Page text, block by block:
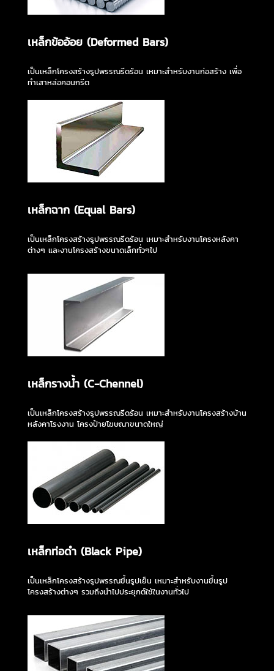
เหล็กข้ออ้อย (Deformed Bars)
เป็นเหล็กโครงสร้างรูปพรรณรีดร้อน เหมาะสำหรับงานก่อสร้าง เพื่อ
ทำเสาหล่อคอนกรีต
เหล็กฉาก (Equal Bars)
เป็นเหล็กโครงสร้างรูปพรรณรีดร้อน เหมาะสำหรับงานโครงหลังคา
ต่างๆ และงานโครงสร้างขนาดเล็กทั่วๆไป
เหล็กรางน้ำ (C-Chennel)
เป็นเหล็กโครงสร้างรูปพรรณรีดร้อน เหมาะสำหรับงานโครงสร้างบ้าน
หลังคาโรงงาน โครงป้ายโฆษณาขนาดใหญ่
เหล็กท่อดำ (Black Pipe)
เป็นเหล็กโครงสร้างรูปพรรณขึ้นรูปเย็น เหมาะสำหรับงานขึ้นรูป
โครงสร้างต่างๆ รวมถึงนำไปประยุกต์ใช้ในงานทั่วไป